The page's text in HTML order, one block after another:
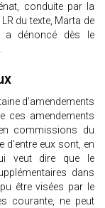
conduite par la
du texte, Marta de
a dénoncé dès le
d’amendements
ces amendements
commissions du
d’entre eux sont, en
veut dire que le
dans
être visées par le
courante, ne peut